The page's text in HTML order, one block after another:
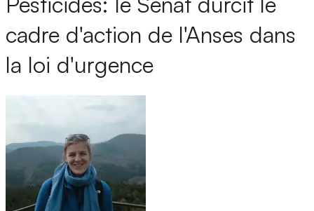
cadre d'action de l'Anses dans
la loi d'urgence